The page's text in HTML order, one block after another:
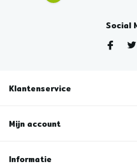
Social
Klantenservice
Mijn account
Informatie